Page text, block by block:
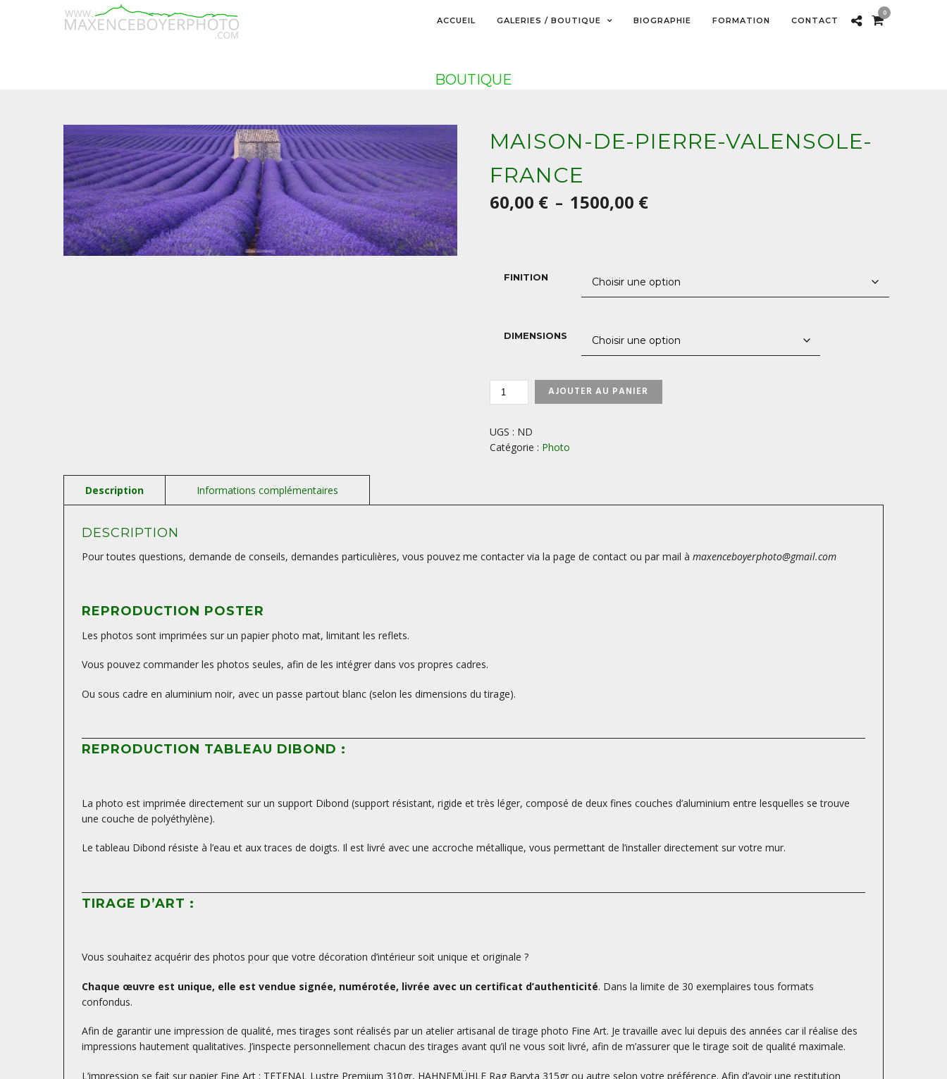
ACCUEIL GALERIES / BOUTIQUE BIOGRAPHIE FORMATION CONTACT
0
BOUTIQUE
MAISON-DE-PIERRE-VALENSOLE-
FRANCE
60,00 € – 1500,00 €Plage
à
FINITION
DIMENSIONS
QUANTITÉ
DE-
PIERRE-
VALENSOLE-
AJOUTER AU PANIER
UGS : ND
Catégorie : Photo
DESCRIPTION
Pour toutes questions, demande de conseils, demandes particulières, vous pouvez me contacter via la page de contact ou par mail à maxenceboyerphoto@gmail.com
REPRODUCTION POSTER
Les photos sont imprimées sur un papier photo mat, limitant les reflets.
Vous pouvez commander les photos seules, afin de les intégrer dans vos propres cadres.
Ou sous cadre en aluminium noir, avec un passe partout blanc (selon les dimensions du tirage).
REPRODUCTION TABLEAU DIBOND :
La photo est imprimée directement sur un support Dibond (support résistant, rigide et très léger, composé de deux fines couches d’aluminium entre lesquelles se trouve
une couche de polyéthylène).
Le tableau Dibond résiste à l’eau et aux traces de doigts. Il est livré avec une accroche métallique, vous permettant de l’installer directement sur votre mur.
TIRAGE D’ART :
Vous souhaitez acquérir des photos pour que votre décoration d’intérieur soit unique et originale ?
Chaque œuvre est unique, elle est vendue signée, numérotée, livrée avec un certificat d’authenticité. Dans la limite de 30 exemplaires tous formats
confondus.
Afin de garantir une impression de qualité, mes tirages sont réalisés par un atelier artisanal de tirage photo Fine Art. Je travaille avec lui depuis des années car il réalise des
impressions hautement qualitatives. J’inspecte personnellement chacun des tirages avant qu’il ne vous soit livré, afin de m’assurer que le tirage soit de qualité maximale.
L’impression se fait sur papier Fine Art : TETENAL Lustre Premium 310gr, HAHNEMÜHLE Rag Baryta 315gr ou autre selon votre préférence. Afin d’avoir une restitution